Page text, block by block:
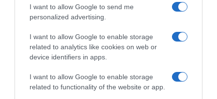
I want to allow Google to send me
personalized advertising.
I want to allow Google to enable storage
related to analytics like cookies on web or
device identifiers in apps.
I want to allow Google to enable storage
related to functionality of the website or app.
Η ΣΤΗΛΗ ΜΑΣ